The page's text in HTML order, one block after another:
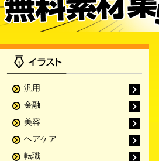
汎用
金融
美容
ヘアケア
転職